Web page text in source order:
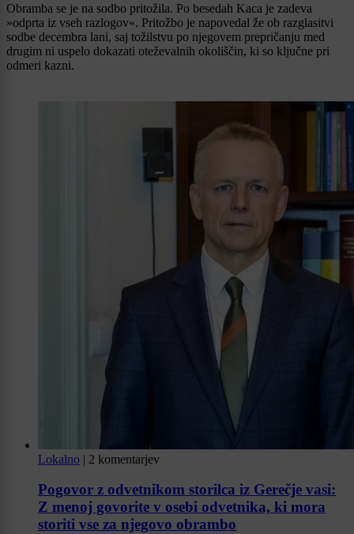
Obramba se je na sodbo pritožila. Po besedah Kaca je zadeva
»odprta iz vseh razlogov«. Pritožbo je napovedal že ob razglasitvi
sodbe decembra lani, saj tožilstvu po njegovem prepričanju med
drugim ni uspelo dokazati oteževalnih okoliščin, ki so ključne pri
odmeri kazni.
Lokalno | 2 komentarjev
Pogovor z odvetnikom storilca iz Gerečje vasi:
Z menoj govorite v osebi odvetnika, ki mora
storiti vse za njegovo obrambo